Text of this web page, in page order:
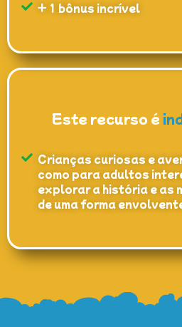
+ 1 bônus incrível
Este recurso é
Crianças curiosas e
como para adultos
explorar a história e as
de uma forma